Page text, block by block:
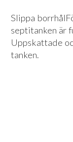
Slippa
septitanken är
Uppskattade
tanken.